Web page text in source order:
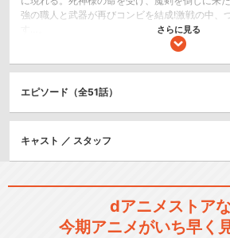
強の職人と武器が再びコンビを結成!激戦の中、
SF/ファンタジー
シリーズ／関連のアニメ作品
さらに見る
エピソード（全51話）
キャスト ／ スタッフ
dアニメストア
今期アニメがいち早く